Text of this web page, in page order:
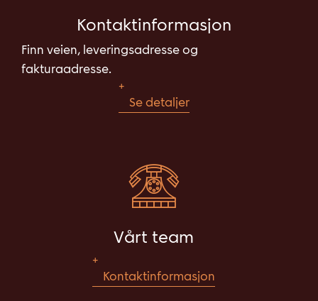
Kontaktinformasjon
Finn veien, leveringsadresse og
fakturaadresse.
Se detaljer
Vårt team
Kontaktinformasjon